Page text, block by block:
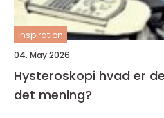
inspiration
04. May 2026
Hysteroskopi hvad er det, og hvornår giver
det mening?